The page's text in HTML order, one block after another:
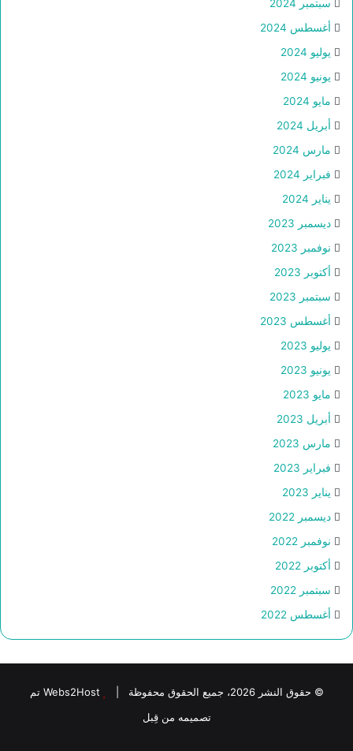
سبتمبر 2024
أغسطس 2024
يوليو 2024
يونيو 2024
مايو 2024
أبريل 2024
مارس 2024
فبراير 2024
يناير 2024
ديسمبر 2023
نوفمبر 2023
أكتوبر 2023
سبتمبر 2023
أغسطس 2023
يوليو 2023
يونيو 2023
مايو 2023
أبريل 2023
مارس 2023
فبراير 2023
يناير 2023
ديسمبر 2022
نوفمبر 2022
أكتوبر 2022
سبتمبر 2022
أغسطس 2022
© حقوق النشر 2026، جميع الحقوق محفوظة |
Webs2Host تم
تصميمه من قِبل